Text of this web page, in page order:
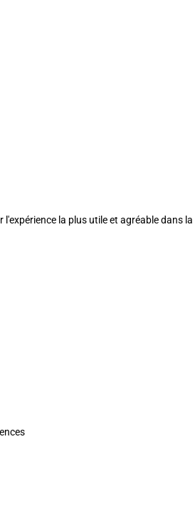
la plus utile et agréable dans